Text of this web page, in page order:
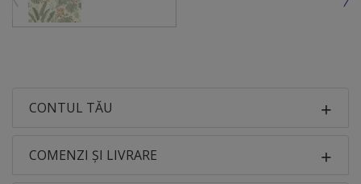
CONTUL TĂU
COMENZI ȘI LIVRARE